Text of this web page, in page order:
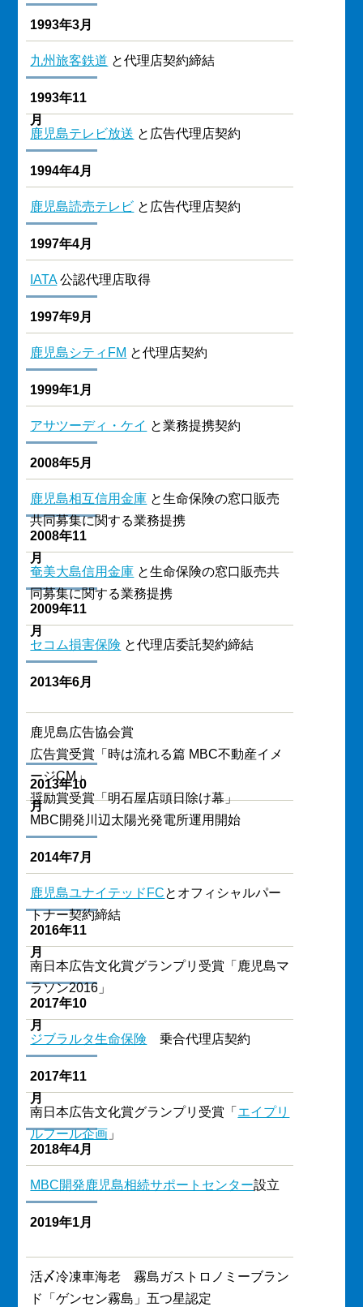
1993年3月
九州旅客鉄道 と代理店契約締結
1993年11
月
鹿児島テレビ放送 と広告代理店契約
1994年4月
鹿児島読売テレビ と広告代理店契約
1997年4月
IATA公認代理店取得
1997年9月
鹿児島シティFM と代理店契約
1999年1月
アサツーディ・ケイ と業務提携契約
2008年5月
鹿児島相互信用金庫 と生命保険の窓口販売
共同募集に関する業務提携
2008年11
月
奄美大島信用金庫 と生命保険の窓口販売共
同募集に関する業務提携
2009年11
月
セコム損害保険 と代理店委託契約締結
2013年6月
鹿児島広告協会賞
広告賞受賞「時は流れる篇 MBC不動産イメ
ージCM」
奨励賞受賞「明石屋店頭日除け幕」
2013年10
月
MBC開発川辺太陽光発電所運用開始
2014年7月
鹿児島ユナイテッドFCとオフィシャルパー
トナー契約締結
2016年11
月
南日本広告文化賞グランプリ受賞「鹿児島マ
ラソン2016」
2017年10
月
ジブラルタ生命保険 乗合代理店契約
2017年11
月
南日本広告文化賞グランプリ受賞「 エイプリ
ルフール企画 」
2018年4月
MBC開発鹿児島相続サポートセンター設立
2019年1月
活〆冷凍車海老 霧島ガストロノミーブラン
ド「ゲンセン霧島」五つ星認定